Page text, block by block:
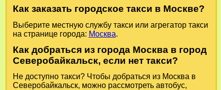
Как заказать городское такси в Москве?
Выберите местную службу такси или агрегатор такси
на странице города: Москва.
Как добраться из города Москва в город
Северобайкальск, если нет такси?
Не доступно такси? Чтобы добраться из Москва в
Северобайкальск, можно рассмотреть автобус,